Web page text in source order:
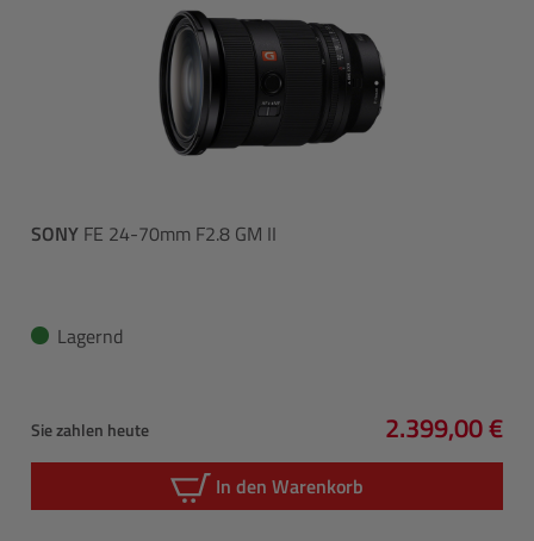
SONY FE 24-70mm F2.8 GM II
Lagernd
Sie zahlen heute
Regulärer
2.399,00 €
In den Warenkorb